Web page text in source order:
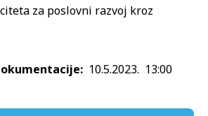
za poslovni razvoj kroz
10.5.2023. 13:00